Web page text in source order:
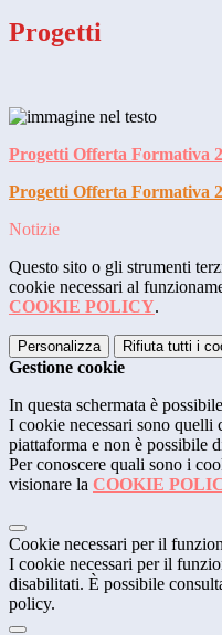
Progetti
Progetti Offerta Formativa
Progetti Offerta Formativa
Notizie
Questo sito o gli strumenti
cookie necessari al
COOKIE POLICY.
Personalizza Rifiuta tutti i
Gestione cookie
In questa schermata è
I cookie necessari sono quelli
piattaforma e non è possibile
Per conoscere quali sono i
visionare la COOKIE
Cookie necessari per il
I cookie necessari per il
disabilitati. È possibile
policy.